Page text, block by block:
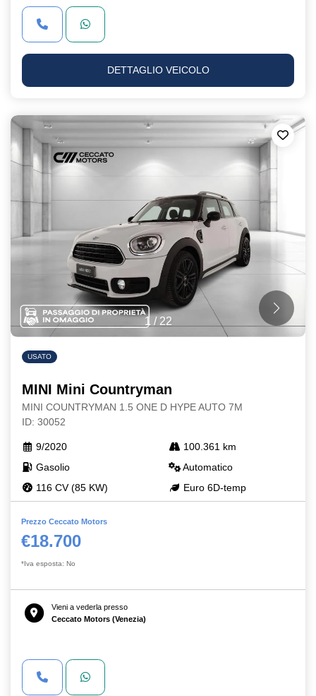
DETTAGLIO VEICOLO
1 / 22
USATO
MINI Mini Countryman
MINI COUNTRYMAN 1.5 ONE D HYPE AUTO 7M
ID: 30052
9/2020
100.361 km
Gasolio
Automatico
116 CV (85 KW)
Euro 6D-temp
Prezzo Ceccato Motors
€18.700
*Iva esposta: No
Vieni a vederla presso
Ceccato Motors (Venezia)